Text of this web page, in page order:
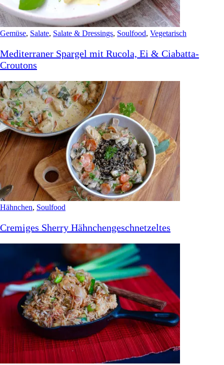
Gemüse, Salate, Salate & Dressings, Soulfood, Vegetarisch
Mediterraner Spargel mit Rucola, Ei & Ciabatta-
Croutons
Hähnchen, Soulfood
Cremiges Sherry Hähnchengeschnetzeltes